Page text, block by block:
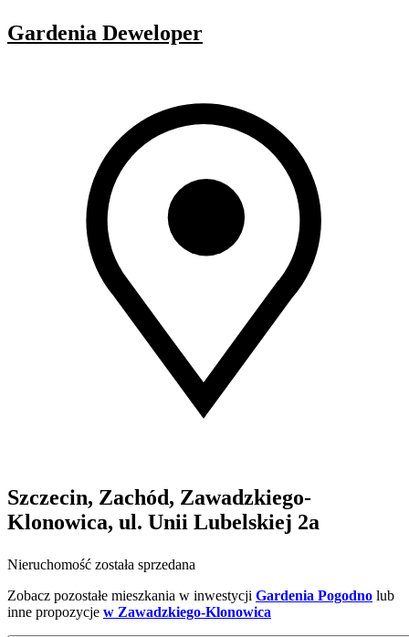
Gardenia Deweloper
Szczecin, Zachód, Zawadzkiego-
Klonowica, ul. Unii Lubelskiej 2a
Nieruchomość została sprzedana
Zobacz pozostałe mieszkania w inwestycji Gardenia Pogodno lub
inne propozycje w Zawadzkiego-Klonowica